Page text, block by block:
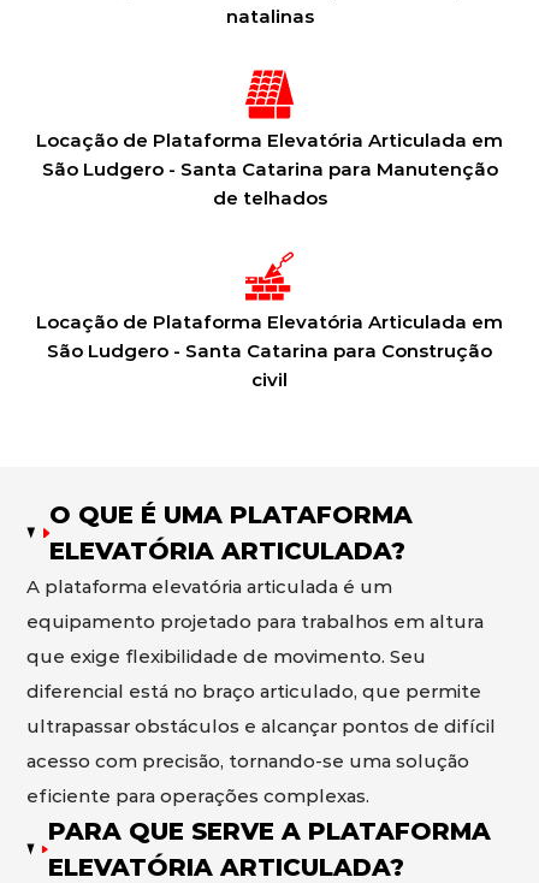
natalinas
Locação de Plataforma Elevatória Articulada em
São Ludgero - Santa Catarina para Manutenção
de telhados
Locação de Plataforma Elevatória Articulada em
São Ludgero - Santa Catarina para Construção
civil
O QUE É UMA PLATAFORMA
ELEVATÓRIA ARTICULADA?
A plataforma elevatória articulada é um
equipamento projetado para trabalhos em altura
que exige flexibilidade de movimento. Seu
diferencial está no braço articulado, que permite
ultrapassar obstáculos e alcançar pontos de difícil
acesso com precisão, tornando-se uma solução
eficiente para operações complexas.
PARA QUE SERVE A PLATAFORMA
ELEVATÓRIA ARTICULADA?